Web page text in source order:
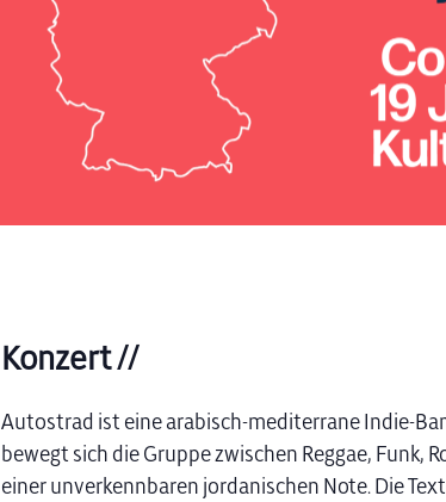
Konzert //
Autostrad ist eine arabisch-mediterrane Indie-
bewegt sich die Gruppe zwischen Reggae, Funk,
einer unverkennbaren jordanischen Note. Die